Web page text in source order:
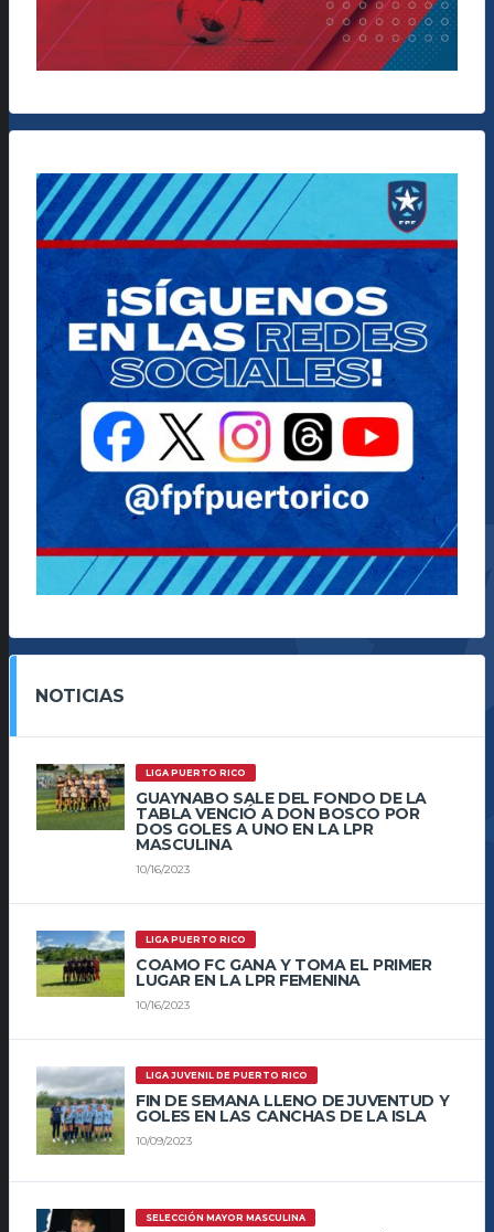
NOTICIAS
LIGA PUERTO RICO
GUAYNABO SALE DEL FONDO DE LA
TABLA VENCIÓ A DON BOSCO POR
DOS GOLES A UNO EN LA LPR
MASCULINA
10/16/2023
LIGA PUERTO RICO
COAMO FC GANA Y TOMA EL PRIMER
LUGAR EN LA LPR FEMENINA
10/16/2023
LIGA JUVENIL DE PUERTO RICO
FIN DE SEMANA LLENO DE JUVENTUD Y
GOLES EN LAS CANCHAS DE LA ISLA
10/09/2023
SELECCIÓN MAYOR MASCULINA